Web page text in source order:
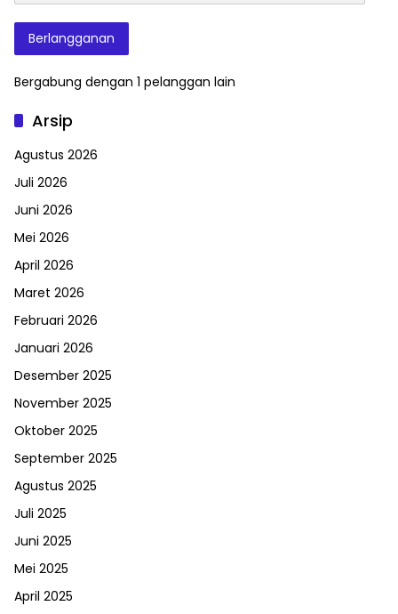
Berlangganan
Bergabung dengan 1 pelanggan lain
Arsip
Agustus 2026
Juli 2026
Juni 2026
Mei 2026
April 2026
Maret 2026
Februari 2026
Januari 2026
Desember 2025
November 2025
Oktober 2025
September 2025
Agustus 2025
Juli 2025
Juni 2025
Mei 2025
April 2025